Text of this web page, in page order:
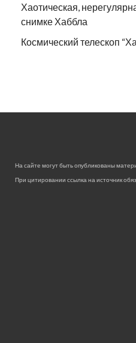
Хаотическая,
снимке Хаббла
Космический телескоп
На сайте могут быть опубликованы
При цитировании ссылка на источник